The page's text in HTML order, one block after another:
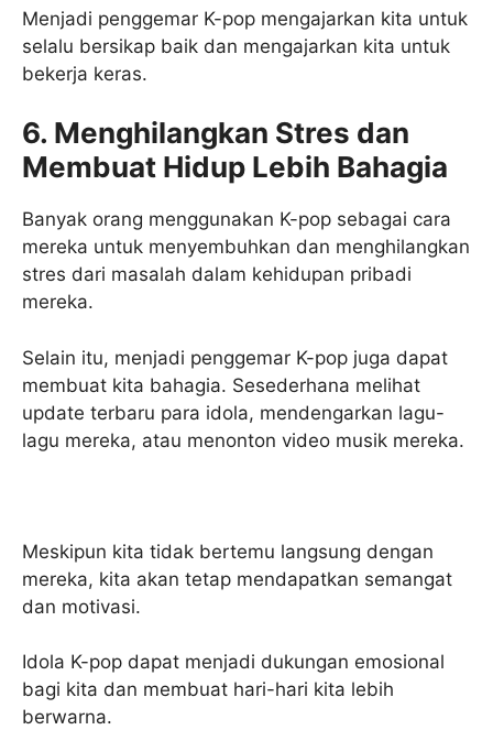
Menjadi penggemar K-pop mengajarkan kita untuk
selalu bersikap baik dan mengajarkan kita untuk
bekerja keras.
6. Menghilangkan Stres dan
Membuat Hidup Lebih Bahagia
Banyak orang menggunakan K-pop sebagai cara
mereka untuk menyembuhkan dan menghilangkan
stres dari masalah dalam kehidupan pribadi
mereka.
Selain itu, menjadi penggemar K-pop juga dapat
membuat kita bahagia. Sesederhana melihat
update terbaru para idola, mendengarkan lagu-
lagu mereka, atau menonton video musik mereka.
Meskipun kita tidak bertemu langsung dengan
mereka, kita akan tetap mendapatkan semangat
dan motivasi.
Idola K-pop dapat menjadi dukungan emosional
bagi kita dan membuat hari-hari kita lebih
berwarna.